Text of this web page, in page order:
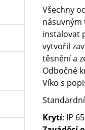
Všechny
násuvným
instalovat
vytvořil
těsnění a
Odbočné
Víko s
Krytí: IP 65